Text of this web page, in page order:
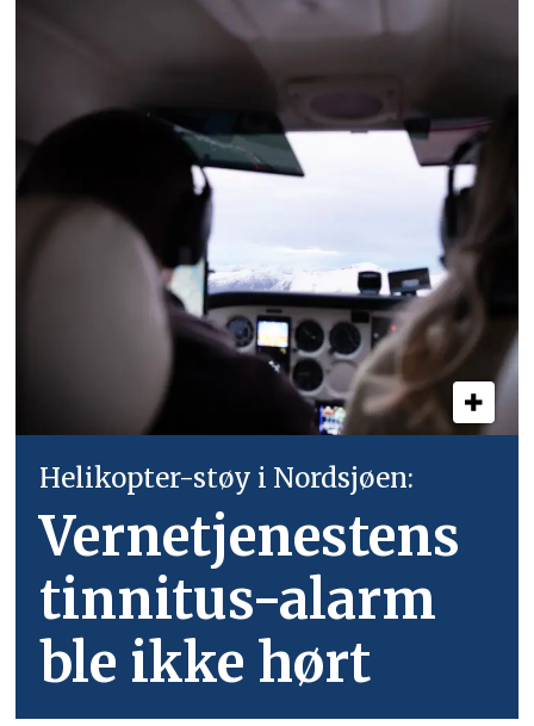
Helikopter-støy i Nordsjøen:
Vernetjenestens
tinnitus-alarm
ble ikke hørt